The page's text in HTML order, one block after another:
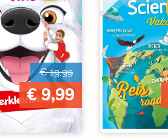
€ 19,99
€ 9,99